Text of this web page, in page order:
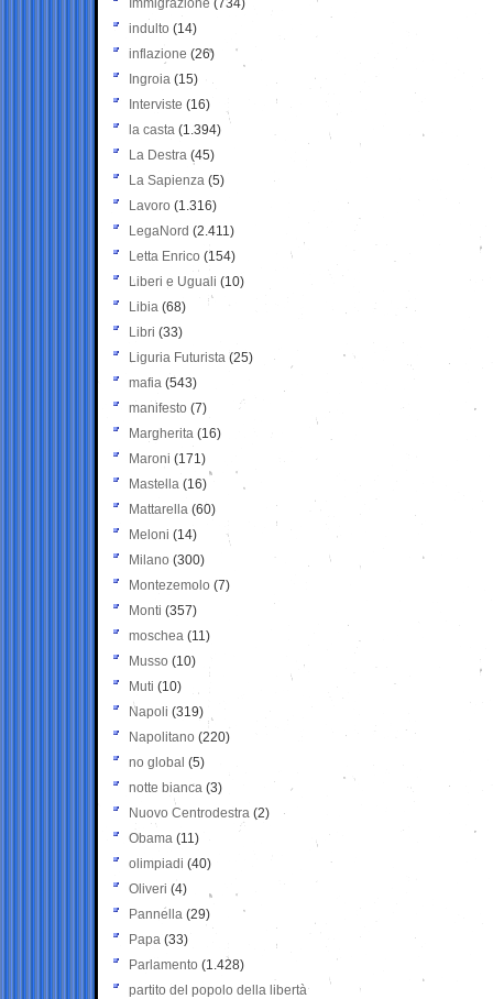
Immigrazione (734)
indulto (14)
inflazione (26)
Ingroia (15)
Interviste (16)
la casta (1.394)
La Destra (45)
La Sapienza (5)
Lavoro (1.316)
LegaNord (2.411)
Letta Enrico (154)
Liberi e Uguali (10)
Libia (68)
Libri (33)
Liguria Futurista (25)
mafia (543)
manifesto (7)
Margherita (16)
Maroni (171)
Mastella (16)
Mattarella (60)
Meloni (14)
Milano (300)
Montezemolo (7)
Monti (357)
moschea (11)
Musso (10)
Muti (10)
Napoli (319)
Napolitano (220)
no global (5)
notte bianca (3)
Nuovo Centrodestra (2)
Obama (11)
olimpiadi (40)
Oliveri (4)
Pannella (29)
Papa (33)
Parlamento (1.428)
partito del popolo della libertà